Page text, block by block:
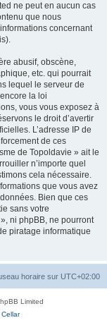
ne peut en aucun cas
que nous
concernant
abusif, obscène,
etc. qui pourrait
lequel le serveur de
la loi
vous vous exposez à
le droit d’avertir
L’adresse IP de
de ces
de Topoldavie » ait le
n’importe quel
cela nécessaire.
que vous avez
Bien que ces
sans votre
ni phpBB, ne pourront
piratage informatique
horaire sur UTC+02:00
Limited